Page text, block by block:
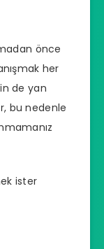
önce
her
de yan
bu nedenle
ister